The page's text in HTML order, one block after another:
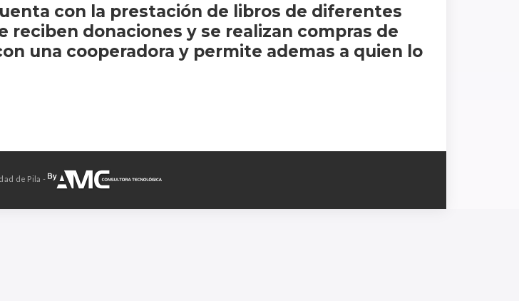
con la prestación de libros de diferentes
reciben donaciones y se realizan compras de
una cooperadora y permite ademas a quien lo
de Pila -